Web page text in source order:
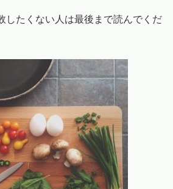
したくない人は最後まで読んでくだ